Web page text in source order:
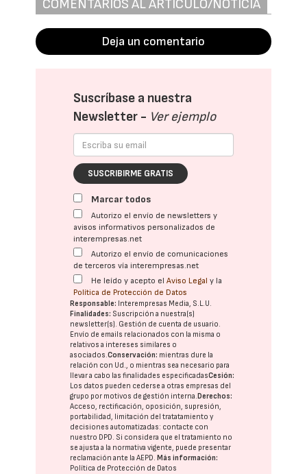
COMENTARIOS AL ARTÍCULO/NOTICIA
Deja un comentario
Suscríbase a nuestra
Newsletter - Ver ejemplo
SUSCRIBIRME GRATIS
Marcar todos
Autorizo el envío de newsletters y
avisos informativos personalizados de
interempresas.net
Autorizo el envío de comunicaciones
de terceros vía interempresas.net
He leído y acepto elAviso Legal y la
Política de Protección de Datos
Responsable: Interempresas Media, S.L.U.
Finalidades: Suscripción a nuestra(s)
newsletter(s). Gestión de cuenta de usuario.
Envío de emails relacionados con la misma o
relativos a intereses similares o
asociados.Conservación: mientras dure la
relación con Ud., o mientras sea necesario para
llevar a cabo las finalidades especificadasCesión:
Los datos pueden cederse a otras empresas del
grupo por motivos de gestión interna. Derechos:
Acceso, rectificación, oposición, supresión,
portabilidad, limitación del tratatamiento y
decisiones automatizadas: contacte con
nuestro DPD. Si considera que el tratamiento no
se ajusta a la normativa vigente, puede presentar
reclamación ante laAEPD. Más información:
Política de Protección de Datos